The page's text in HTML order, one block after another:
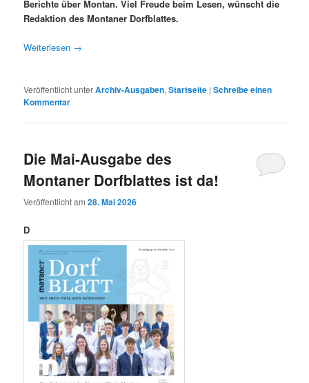
Berichte über Montan. Viel Freude beim Lesen, wünscht die
Redaktion des Montaner Dorfblattes.
Weiterlesen →
Veröffentlicht unterArchiv-Ausgaben,Startseite |Schreibe einen
Kommentar
Die Mai-Ausgabe des
Montaner Dorfblattes ist da!
Veröffentlicht am28. Mai 2026
D